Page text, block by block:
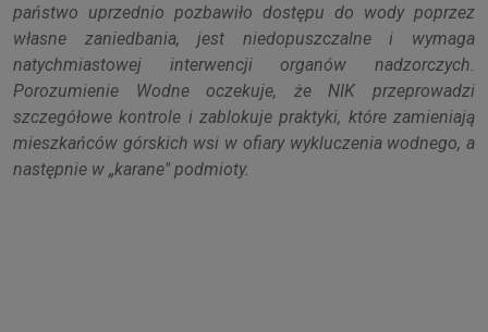
państwo uprzednio pozbawiło dostępu do wody poprzez
własne zaniedbania, jest niedopuszczalne i wymaga
natychmiastowej interwencji organów nadzorczych.
Porozumienie Wodne oczekuje, że NIK przeprowadzi
szczegółowe kontrole i zablokuje praktyki, które zamieniają
mieszkańców górskich wsi w ofiary wykluczenia wodnego, a
następnie w „karane" podmioty.